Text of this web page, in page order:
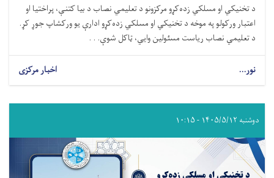
د تخنیکي او مسلکي زده‌کړو مرکزونو د تعلیمي نصاب د بیا کتنې، پراختیا او
اعتبار ورکولو په موخه د تخنیکي او مسلکي زده‌کړو ادارې یو ورکشاپ جوړ کړ.
د تعلیمي نصاب ریاست مسئولین وایي، ټاکل شوې. . .
نور... اخبار مرکزی
دوشنبه ۱۴۰۵/۵/۱۲ - ۱۰:۱۵